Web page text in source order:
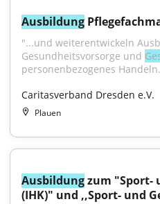
Ausbildung
"...und weiterentwickeln
Gesundheitsvorsorge und
personenbezogenes
Caritasverband Dresden e.V.
Plauen
Ausbildung zum "Sport-
(IHK)" und ,,Sport- und